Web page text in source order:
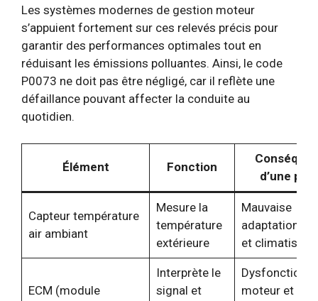
Les systèmes modernes de gestion moteur
s’appuient fortement sur ces relevés précis pour
garantir des performances optimales tout en
réduisant les émissions polluantes. Ainsi, le code
P0073 ne doit pas être négligé, car il reflète une
défaillance pouvant affecter la conduite au
quotidien.
Élément Fonction
d’une
Capteur température
air ambiant
Mesure la
température
extérieure
Mauvaise
adaptation
et
ECM (module
Interprète le
signal et
moteur et